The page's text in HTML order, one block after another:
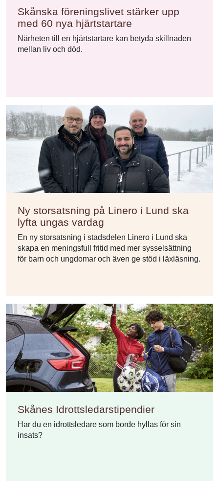
Skånska föreningslivet stärker upp
med 60 nya hjärtstartare
Närheten till en hjärtstartare kan betyda skillnaden
mellan liv och död.
Ny storsatsning på Linero i Lund ska
lyfta ungas vardag
En ny storsatsning i stadsdelen Linero i Lund ska
skapa en meningsfull fritid med mer sysselsättning
för barn och ungdomar och även ge stöd i läxläsning.
Skånes Idrottsledarstipendier
Har du en idrottsledare som borde hyllas för sin
insats?